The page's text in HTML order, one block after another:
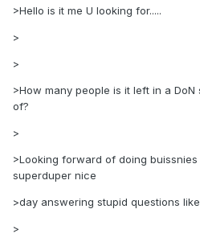
>Hello is it me U looking for.....
>
>
>How many people is it left in a
of?
>
>Looking forward of doing
superduper nice
>day answering stupid questions
>